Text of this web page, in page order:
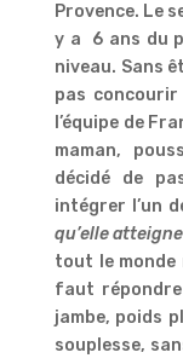
Provence. Le
y a 6 ans du
niveau. Sans
pas
l’équipe de
maman,
décidé de
intégrer l’un
qu’elle
tout le monde
faut
jambe, poids
souplesse,